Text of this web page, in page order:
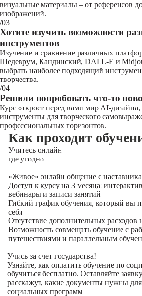
визуальные материалы – от референсов
изображений.
/03
Хотите изучить возможности
инструментов
Изучение и сравнение различных
Шедеврум, Кандинский, DALL-E и
выбрать наиболее подходящий
творчества.
/04
Решили попробовать что-то
Курс откроет перед вами мир AI-дизайна,
инструменты для творческого
профессиональных горизонтов.
Как проходит
Учитесь онлайн
где угодно
«Живое» онлайн общение с
Доступ к курсу на 3 месяца:
вебинары и записи занятий
Гибкий график обучения, который вы
себя
Отсутствие дополнительных расходов
Возможность совмещать обучение с
путешествиями и параллельным
Учись за счет государства!
Узнайте, как оплатить обучение по
обучиться бесплатно. Оставляйте
расскажут, какие документы нужны
социальных программ